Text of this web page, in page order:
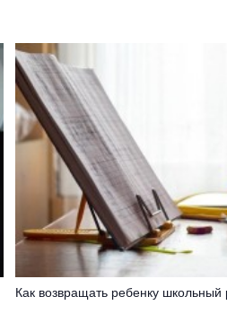
Как возвращать ребенку